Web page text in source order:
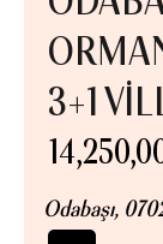
3+1
Odabaşı,